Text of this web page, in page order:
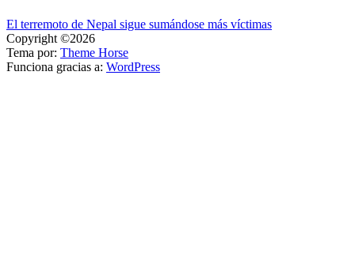
Navegación
de
entradas
El terremoto de Nepal sigue sumándose más víctimas
Copyright ©2026
Tema por: Theme Horse
Funciona gracias a: WordPress